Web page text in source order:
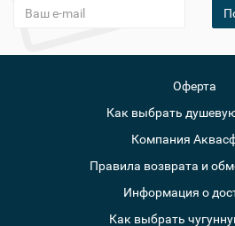
Оферта
Как выбрать
Компания
Правила возврата и
Информация о
Как выбрать